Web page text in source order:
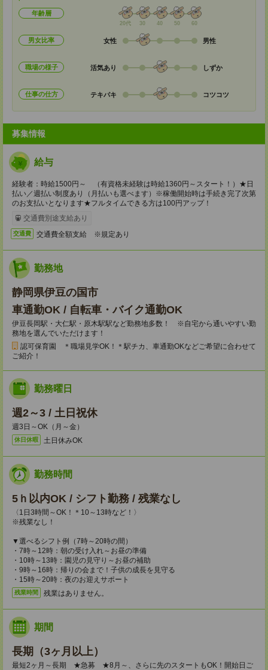
年齢層
20代 30 40 50 60
男女比率 女性 男性
職場の様子 活気あり しずか
仕事の仕方 テキパキ コツコツ
募集情報
給与
経験者：時給1500円～ （有資格未経験は時給1360円～スタート！）★日
払い／週払い制度あり（月払いも選べます）※稼働開始時は手続き完了次第
のお支払いとなります★フルタイムできる方は100円アップ！
交通費別途支給あり
交通費 交通費全額支給 ※規定あり
勤務地
静岡県伊豆の国市
車通勤OK / 自転車・バイク通勤OK
伊豆長岡駅・大仁駅・原木駅駅など勤務地多数！ ※自宅から通いやすい勤
務地を選んでいただけます！
認可保育園 ＊職場見学OK！＊駅チカ、車通勤OKなどご希望に合わせて
ご紹介！
勤務曜日
週2～3 / 土日祝休
週3日～OK（月～金）
休日休暇 土日休みOK
勤務時間
5ｈ以内OK / シフト勤務 / 残業なし
〈1日3時間～OK！＊10～13時など！〉
※残業なし！
▼選べるシフト例（7時～20時の間）
・7時～12時：朝の受け入れ～お昼の準備
・10時～13時：園児の見守り～お昼の補助
・9時～16時：帰りの会まで！子供の成長を見守る
・15時～20時：夜のお迎えサポート
残業時間 残業はありません。
期間
長期（3ヶ月以上）
最短2ヶ月～長期 ★急募 ★8月～、さらに先のスタートもOK！開始日ご